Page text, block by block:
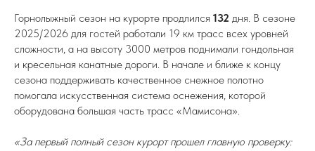
Горнолыжный сезон на курорте продлился 132 дня. В сезоне
2025/2026 для гостей работали 19 км трасс всех уровней
сложности, а на высоту 3000 метров поднимали гондольная
и кресельная канатные дороги. В начале и ближе к концу
сезона поддерживать качественное снежное полотно
помогала искусственная система оснежения, которой
оборудована большая часть трасс «Мамисона».
«За первый полный сезон курорт прошел главную проверку: